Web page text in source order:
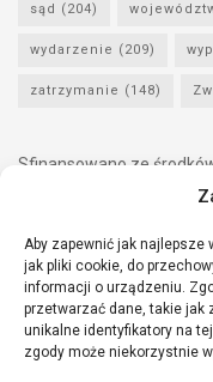
Aby zapewnić jak
jak pliki cookie, do
informacji o urządzeniu.
przetwarzać dane, takie jak
unikalne identyfikatory na
zgody może niekorzystnie
sąd (204)
wydarzenie (209)
zatrzymanie (148)
Sfinansowano ze
dysponentem jest